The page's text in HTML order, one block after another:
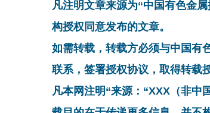
凡注明文章来源为“中国有色金
构授权同意发布的文章。
如需转载，转载方必须与中国有
联系，签署授权协议，取得转载
凡本网注明“来源：“XXX（非中